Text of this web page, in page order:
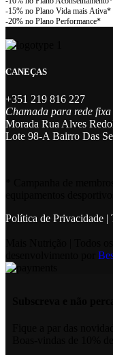
CANEÇAS
+351 219 816 227
Chamada para rede
Morada Rua Alves
Lote 98-A Bairro Das
Política de Privacidade |